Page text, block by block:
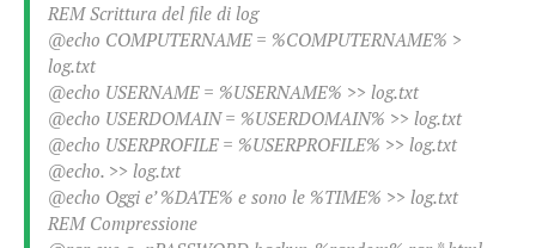
REM Scrittura del file di log
@echo COMPUTERNAME = %COMPUTERNAME% >
log.txt
@echo USERNAME = %USERNAME% >> log.txt
@echo USERDOMAIN = %USERDOMAIN% >> log.txt
@echo USERPROFILE = %USERPROFILE% >> log.txt
@echo. >> log.txt
@echo Oggi e’ %DATE% e sono le %TIME% >> log.txt
REM Compressione